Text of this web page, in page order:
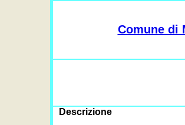
Comune di
Descrizione